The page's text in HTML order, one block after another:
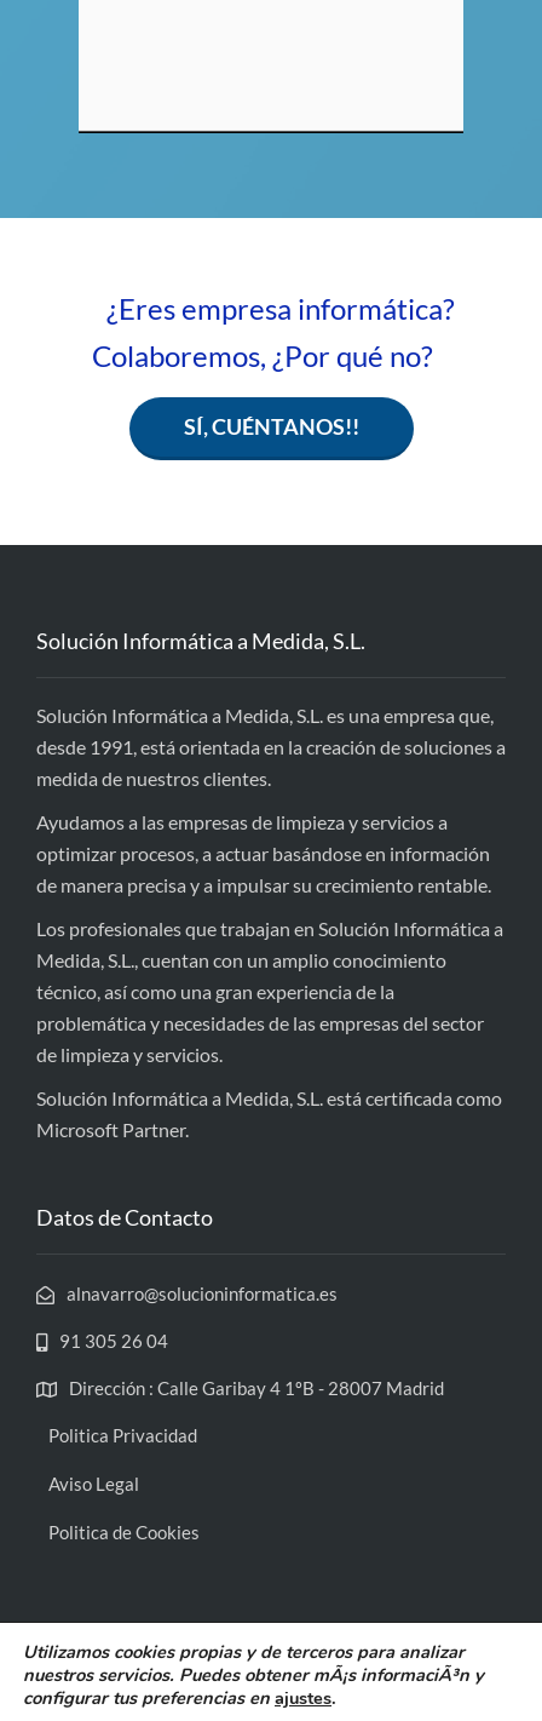
¿Eres empresa informática?
Colaboremos, ¿Por qué no?
SÍ, CUÉNTANOS!!
Solución Informática a Medida, S.L.
Solución Informática a Medida, S.L. es una empresa que,
desde 1991, está orientada en la creación de soluciones a
medida de nuestros clientes.
Ayudamos a las empresas de limpieza y servicios a
optimizar procesos, a actuar basándose en información
de manera precisa y a impulsar su crecimiento rentable.
Los profesionales que trabajan en Solución Informática a
Medida, S.L., cuentan con un amplio conocimiento
técnico, así como una gran experiencia de la
problemática y necesidades de las empresas del sector
de limpieza y servicios.
Solución Informática a Medida, S.L. está certificada como
Microsoft Partner.
Datos de Contacto
alnavarro@solucioninformatica.es
91 305 26 04
Dirección : Calle Garibay 4 1ºB - 28007 Madrid
Politica Privacidad
Aviso Legal
Politica de Cookies
Solución informática a medida, S.L. - Tlf. 91 305 26 04 -
Utilizamos cookies propias y de terceros para analizar
nuestros servicios. Puedes obtener mÃ¡s informaciÃ³n y
configurar tus preferencias en ajustes.